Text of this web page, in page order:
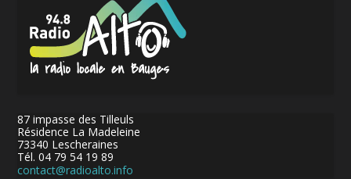
87 impasse des Tilleuls
Résidence La Madeleine
73340 Lescheraines
Tél. 04 79 54 19 89
contact@radioalto.info